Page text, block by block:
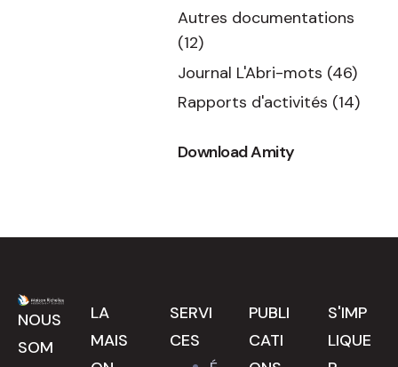
Autres documentations
(12)
Journal L'Abri-mots (46)
Rapports d'activités (14)
Download Amity
NOUS
SOM
LA
MAIS
SERVI
CES
PUBLI
CATI
S'IMP
LIQUE